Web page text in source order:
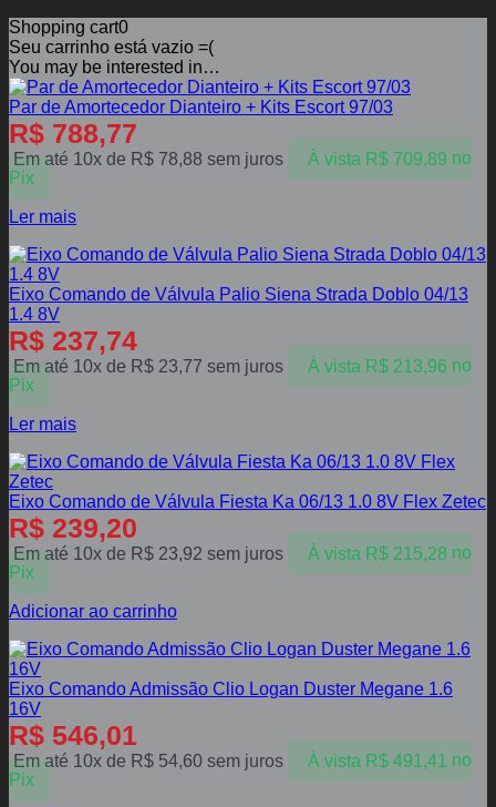
Shopping cart0
Seu carrinho está vazio =(
You may be interested in…
Par de Amortecedor Dianteiro + Kits Escort 97/03
R$ 788,77
Em até 10x de R$ 78,88 sem juros À vista R$709,89 no
Pix
Ler mais
Eixo Comando de Válvula Palio Siena Strada Doblo 04/13
1.4 8V
R$ 237,74
Em até 10x de R$ 23,77 sem juros À vista R$213,96 no
Pix
Ler mais
Eixo Comando de Válvula Fiesta Ka 06/13 1.0 8V Flex Zetec
R$ 239,20
Em até 10x de R$ 23,92 sem juros À vista R$215,28 no
Pix
Adicionar ao carrinho
Eixo Comando Admissão Clio Logan Duster Megane 1.6
16V
R$ 546,01
Em até 10x de R$ 54,60 sem juros À vista R$491,41 no
Pix